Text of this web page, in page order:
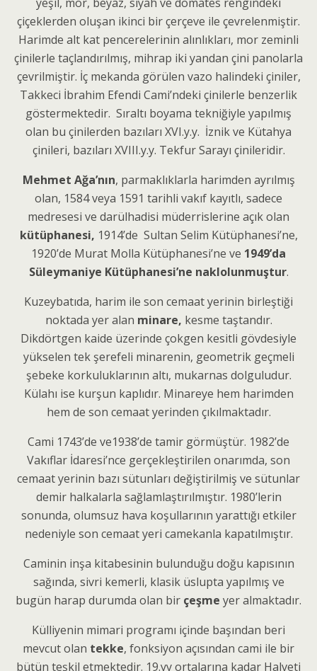
yeşil, mor, beyaz, siyah ve domates rengindeki
çiçeklerden oluşan ikinci bir çerçeve ile çevrelenmiştir.
Harimde alt kat pencerelerinin alınlıkları, mor zeminli
çinilerle taçlandırılmış, mihrap iki yandan çini panolarla
çevrilmiştir. İç mekanda görülen vazo halindeki çiniler,
Takkeci İbrahim Efendi Cami’ndeki çinilerle benzerlik
göstermektedir. Sıraltı boyama tekniğiyle yapılmış
olan bu çinilerden bazıları XVI.y.y. İznik ve Kütahya
çinileri, bazıları XVIII.y.y. Tekfur Sarayı çinileridir.
Mehmet Ağa’nın, parmaklıklarla harimden ayrılmış
olan, 1584 veya 1591 tarihli vakıf kayıtlı, sadece
medresesi ve darülhadisi müderrislerine açık olan
kütüphanesi, 1914’de Sultan Selim Kütüphanesi’ne,
1920’de Murat Molla Kütüphanesi’ne ve 1949’da
Süleymaniye Kütüphanesi’ne naklolunmuştur.
Kuzeybatıda, harim ile son cemaat yerinin birleştiği
noktada yer alan minare, kesme taştandır.
Dikdörtgen kaide üzerinde çokgen kesitli gövdesiyle
yükselen tek şerefeli minarenin, geometrik geçmeli
şebeke korkuluklarının altı, mukarnas dolguludur.
Külahı ise kurşun kaplıdır. Minareye hem harimden
hem de son cemaat yerinden çıkılmaktadır.
Cami 1743’de ve1938’de tamir görmüştür. 1982’de
Vakıflar İdaresi’nce gerçekleştirilen onarımda, son
cemaat yerinin bazı sütunları değiştirilmiş ve sütunlar
demir halkalarla sağlamlaştırılmıştır. 1980’lerin
sonunda, olumsuz hava koşullarının yarattığı etkiler
nedeniyle son cemaat yeri camekanla kapatılmıştır.
Caminin inşa kitabesinin bulunduğu doğu kapısının
sağında, sivri kemerli, klasik üslupta yapılmış ve
bugün harap durumda olan bir çeşme yer almaktadır.
Külliyenin mimari programı içinde başından beri
mevcut olan tekke, fonksiyon açısından cami ile bir
bütün teşkil etmektedir. 19.yy ortalarına kadar Halveti